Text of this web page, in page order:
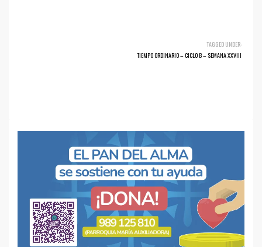
TAGGED UNDER:
TIEMPO ORDINARIO – CICLO B – SEMANA XXVIII